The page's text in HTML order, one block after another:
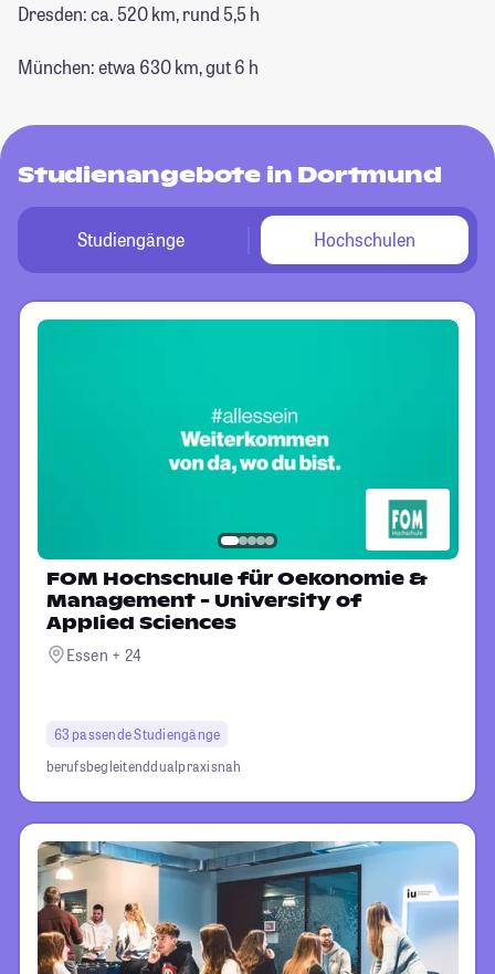
Dresden: ca. 520 km, rund 5,5 h
München: etwa 630 km, gut 6 h
Studienangebote in Dortmund
Studiengänge Hochschulen
FOM Hochschule für Oekonomie &
Management - University of
Applied Sciences
Essen + 24
63 passende Studiengänge
berufsbegleitenddualpraxisnah